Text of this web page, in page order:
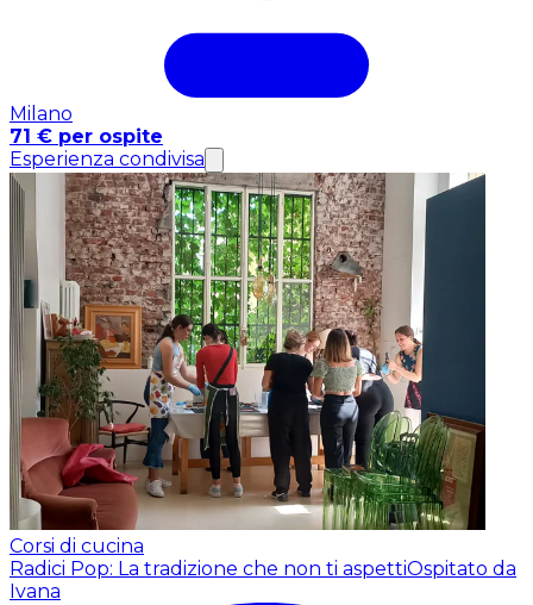
Milano
71 € per ospite
Esperienza condivisa
Corsi di cucina
Radici Pop: La tradizione che non ti aspettiOspitato da
Ivana